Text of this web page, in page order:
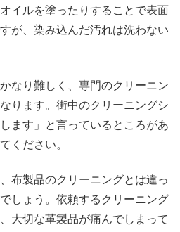
イルを塗ったりすることで表面
が、染み込んだ汚れは洗わない
なり難しく、専門のクリーニン
ります。街中のクリーニングシ
ます」と言っているところがあ
ください。
布製品のクリーニングとは違っ
しょう。依頼するクリーニング
大切な革製品が痛んでしまって